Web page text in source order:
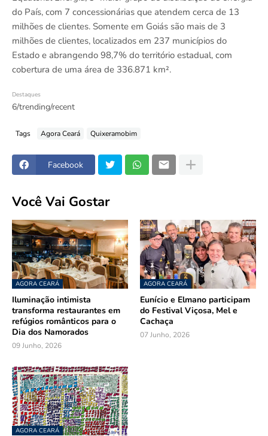
do País, com 7 concessionárias que atendem cerca de 13
milhões de clientes. Somente em Goiás são mais de 3
milhões de clientes, localizados em 237 municípios do
Estado e abrangendo 98,7% do território estadual, com
cobertura de uma área de 336.871 km².
Destaques
6/trending/recent
Tags Agora Ceará Quixeramobim
Facebook
Você Vai Gostar
AGORA CEARÁ
Iluminação intimista
transforma restaurantes em
refúgios românticos para o
Dia dos Namorados
09 Junho, 2026
AGORA CEARÁ
Eunício e Elmano participam
do Festival Viçosa, Mel e
Cachaça
07 Junho, 2026
AGORA CEARÁ